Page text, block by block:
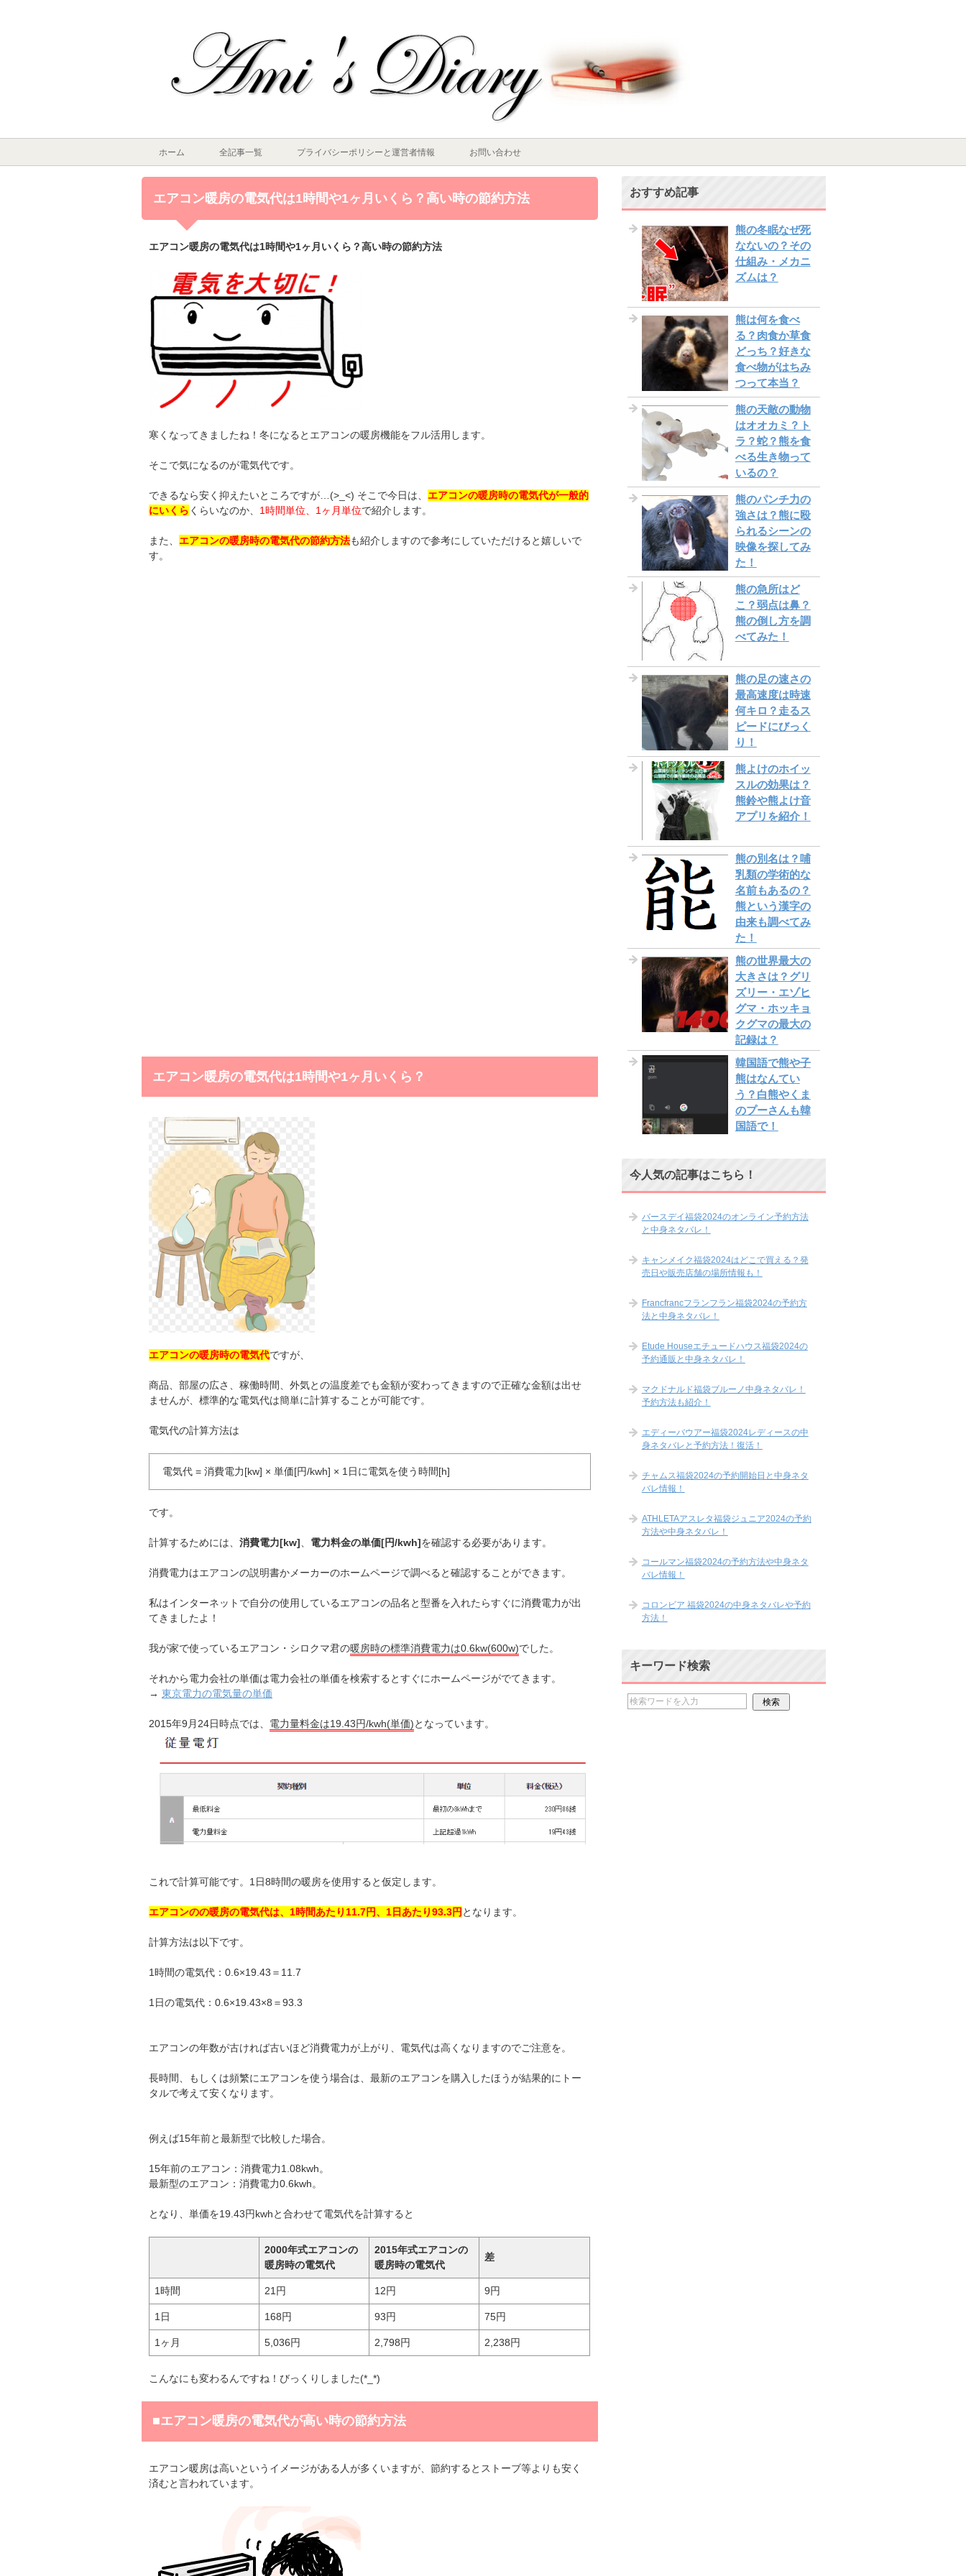
ホーム 全記事一覧 プライバシーポリシーと運営者情報 お問い合わせ
エアコン暖房の電気代は1時間や1ヶ月いくら？高い時の節約方法
エアコン暖房の電気代は1時間や1ヶ月いくら？高い時の節約方法
寒くなってきましたね！冬になるとエアコンの暖房機能をフル活用します。
そこで気になるのが電気代です。
できるなら安く抑えたいところですが…(>_<) そこで今日は、 エアコンの暖房時の電気代が一般的
にいくら くらいなのか、 1時間単位、1ヶ月単位で紹介します。
また、 エアコンの暖房時の電気代の節約方法も紹介しますので参考にしていただけると嬉しいで
す。
エアコン暖房の電気代は1時間や1ヶ月いくら？
エアコンの暖房時の電気代ですが、
商品、部屋の広さ、稼働時間、外気との温度差でも金額が変わってきますので正確な金額は出せ
ませんが、標準的な電気代は簡単に計算することが可能です。
電気代の計算方法は
電気代 = 消費電力[kw] × 単価[円/kwh] × 1日に電気を使う時間[h]
です。
計算するためには、 消費電力[kw] 電力料金の単価[円/kwh]を確認する必要があります。
消費電力はエアコンの説明書かメーカーのホームページで調べると確認することができます。
私はインターネットで自分の使用しているエアコンの品名と型番を入れたらすぐに消費電力が出
てきましたよ！
我が家で使っているエアコン・シロクマ君の暖房時の標準消費電力は0.6kw(600w)でした。
それから電力会社の単価は電力会社の単価を検索するとすぐにホームページがでてきます。
→ 東京電力の電気量の単価
2015年9月24日時点では、 電力量料金は19.43円/kwh(単価)となっています。
これで計算可能です。1日8時間の暖房を使用すると仮定します。
エアコンのの暖房の電気代は、1時間あたり11.7円、1日あたり93.3円となります。
計算方法は以下です。
1時間の電気代：0.6×19.43＝11.7
1日の電気代：0.6×19.43×8＝93.3
エアコンの年数が古ければ古いほど消費電力が上がり、電気代は高くなりますのでご注意を。
長時間、もしくは頻繁にエアコンを使う場合は、最新のエアコンを購入したほうが結果的にトー
タルで考えて安くなります。
例えば15年前と最新型で比較した場合。
15年前のエアコン：消費電力1.08kwh。
最新型のエアコン：消費電力0.6kwh。
となり、単価を19.43円kwhと合わせて電気代を計算すると
2000年式エアコンの
暖房時の電気代
2015年式エアコンの
暖房時の電気代
差
1時間 21円 12円 9円
1日 168円 93円 75円
1ヶ月 5,036円 2,798円 2,238円
こんなにも変わるんですね！びっくりしました(*_*)
■エアコン暖房の電気代が高い時の節約方法
エアコン暖房は高いというイメージがある人が多くいますが、節約するとストーブ等よりも安く
済むと言われています。
おすすめ記事
熊の冬眠なぜ死
なないの？その
仕組み・メカニ
ズムは？
熊は何を食べ
る？肉食か草食
どっち？好きな
食べ物がはちみ
つって本当？
熊の天敵の動物
はオオカミ？ト
ラ？蛇？熊を食
べる生き物って
いるの？
熊のパンチ力の
強さは？熊に殴
られるシーンの
映像を探してみ
た！
熊の急所はど
こ？弱点は鼻？
熊の倒し方を調
べてみた！
熊の足の速さの
最高速度は時速
何キロ？走るス
ピードにびっく
り！
熊よけのホイッ
スルの効果は？
熊鈴や熊よけ音
アプリを紹介！
熊の別名は？哺
乳類の学術的な
名前もあるの？
熊という漢字の
由来も調べてみ
た！
熊の世界最大の
大きさは？グリ
ズリー・エゾヒ
グマ・ホッキョ
クグマの最大の
記録は？
韓国語で熊や子
熊はなんてい
う？白熊やくま
のプーさんも韓
国語で！
今人気の記事はこちら！
バースデイ福袋2024のオンライン予約方法
と中身ネタバレ！
キャンメイク福袋2024はどこで買える？発
売日や販売店舗の場所情報も！
Francfrancフランフラン福袋2024の予約方
法と中身ネタバレ！
Etude Houseエチュードハウス福袋2024の
予約通販と中身ネタバレ！
マクドナルド福袋ブルーノ中身ネタバレ！
予約方法も紹介！
エディーバウアー福袋2024レディースの中
身ネタバレと予約方法！復活！
チャムス福袋2024の予約開始日と中身ネタ
バレ情報！
ATHLETAアスレタ福袋ジュニア2024の予約
方法や中身ネタバレ！
コールマン福袋2024の予約方法や中身ネタ
バレ情報！
コロンビア 福袋2024の中身ネタバレや予約
方法！
キーワード検索